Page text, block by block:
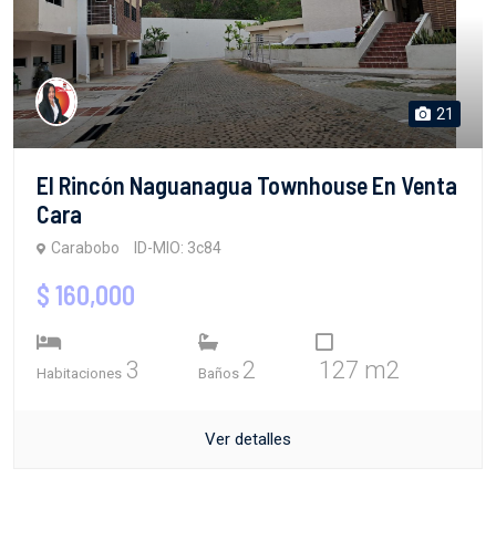
21
El Rincón Naguanagua Townhouse En Venta
Cara
Carabobo ID-MIO: 3c84
$ 160,000
Habitaciones 3 Baños 2 127 m2
Ver detalles